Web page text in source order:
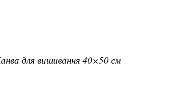
канва для вишивання 40×50 см